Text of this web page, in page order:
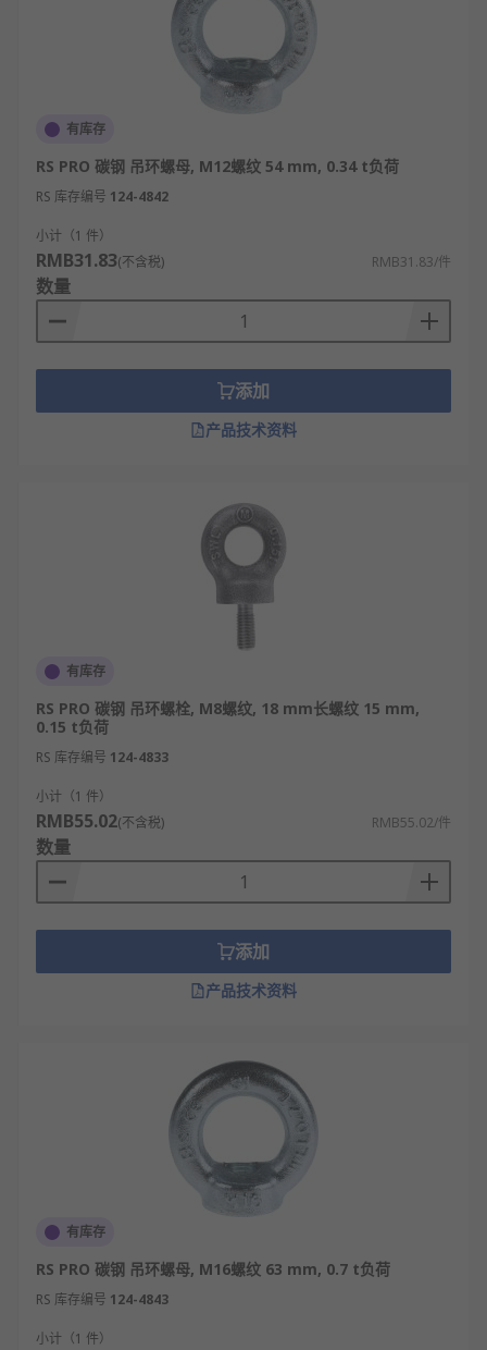
有库存
RS PRO 碳钢 吊环螺母, M12螺纹 54 mm, 0.34 t负荷
RS 库存编号 124-4842
小计（1 件）
RMB31.83(不含税) RMB31.83/件
数量
添加
产品技术资料
有库存
RS PRO 碳钢 吊环螺栓, M8螺纹, 18 mm长螺纹 15 mm,
0.15 t负荷
RS 库存编号 124-4833
小计（1 件）
RMB55.02(不含税) RMB55.02/件
数量
添加
产品技术资料
有库存
RS PRO 碳钢 吊环螺母, M16螺纹 63 mm, 0.7 t负荷
RS 库存编号 124-4843
小计（1 件）